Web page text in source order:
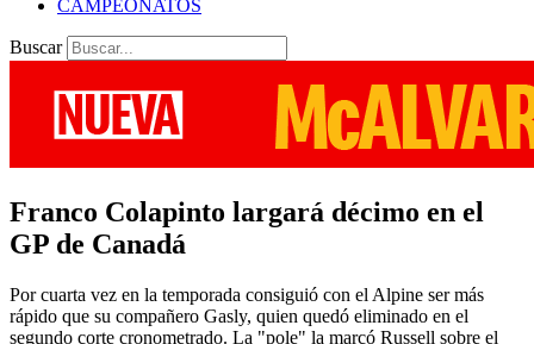
CAMPEONATOS
Buscar
Franco Colapinto largará décimo en el
GP de Canadá
Por cuarta vez en la temporada consiguió con el Alpine ser más
rápido que su compañero Gasly, quien quedó eliminado en el
segundo corte cronometrado. La "pole" la marcó Russell sobre el